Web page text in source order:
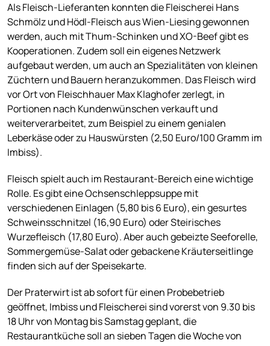
Als Fleisch-Lieferanten konnten die Fleischerei Hans
Schmölz und Hödl-Fleisch aus Wien-Liesing gewonnen
werden, auch mit Thum-Schinken und XO-Beef gibt es
Kooperationen. Zudem soll ein eigenes Netzwerk
aufgebaut werden, um auch an Spezialitäten von kleinen
Züchtern und Bauern heranzukommen. Das Fleisch wird
vor Ort von Fleischhauer Max Klaghofer zerlegt, in
Portionen nach Kundenwünschen verkauft und
weiterverarbeitet, zum Beispiel zu einem genialen
Leberkäse oder zu Hauswürsten (2,50 Euro/100 Gramm im
Imbiss).
Fleisch spielt auch im Restaurant-Bereich eine wichtige
Rolle. Es gibt eine Ochsenschleppsuppe mit
verschiedenen Einlagen (5,80 bis 6 Euro), ein gesurtes
Schweinsschnitzel (16,90 Euro) oder Steirisches
Wurzefleisch (17,80 Euro). Aber auch gebeizte Seeforelle,
Sommergemüse-Salat oder gebackene Kräuterseitlinge
finden sich auf der Speisekarte.
Der Praterwirt ist ab sofort für einen Probebetrieb
geöffnet, Imbiss und Fleischerei sind vorerst von 9.30 bis
18 Uhr von Montag bis Samstag geplant, die
Restaurantküche soll an sieben Tagen die Woche von